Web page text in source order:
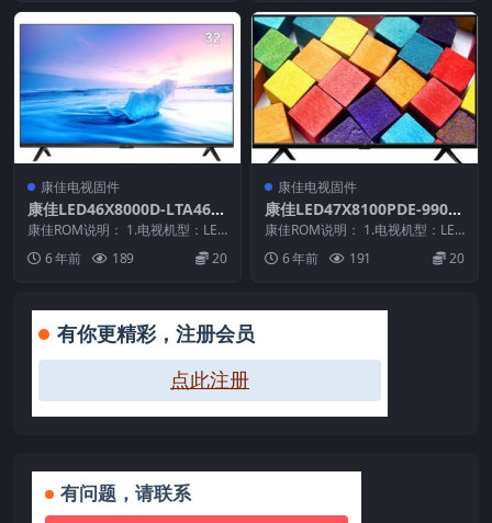
康佳电视固件
康佳LED46X8000D-LTA460
HQ15-99009092-V1.0.21原
厂系统刷机电视固件包下载
康佳ROM说明： 1.电视机型：LED
46X8000D 2.物料号：990090...
6 年前 189 20
康佳电视固件
康佳LED47X8100PDE-9901
0253-V1.0.12原厂系统刷机
电视固件包下载
康佳ROM说明： 1.电视机型：LED
47X8100PDE 2.物料号：9901...
6 年前 191 20
有你更精彩，注册会员
点此注册
有问题，请联系